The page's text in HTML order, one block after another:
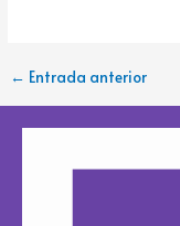
← Entrada anterior